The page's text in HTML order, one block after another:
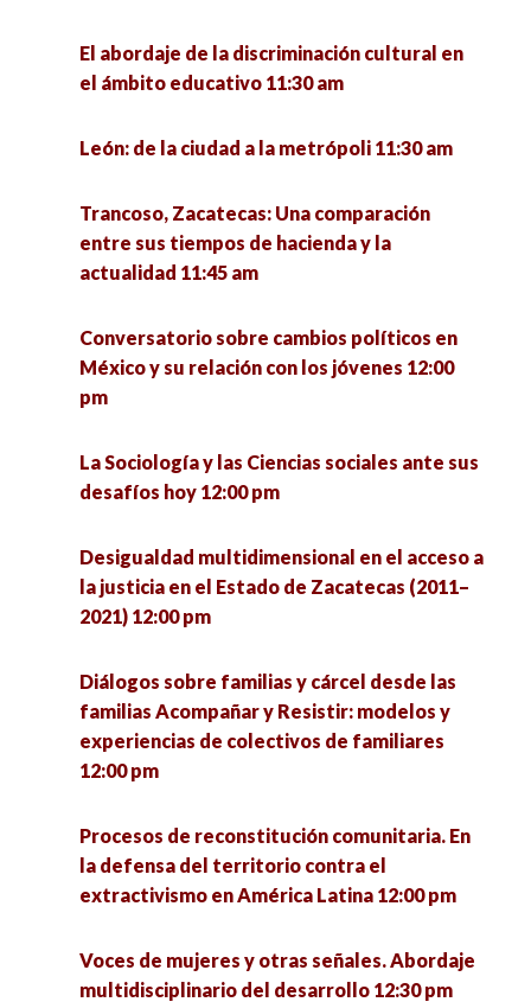
perspectivas críticas 6:30 pm
Doctorado en México 7:00 pm
12:30 pm
social 12:30 pm
Factores socioambientales que determinan las
conductas de violencia y delictivas en las
viviendas multifamiliares de la colonia
Sustentabilidad en tiempos de pandemia 1:00
Simposio sobre Métodos de Investigación:
experiencias y saberes 1:00 pm
Mesa de egresados: La formación de
investigadores en la Unidad Académica de
Ciencia Política. En memoria al Dr. Eligio Meza
Emociones y experiencias del cuidado en el
norte de México 3:00 pm
Científicas Sociales: retos de la investigación y
la intervención en tiempos de pandemia 3:00 pm
4:00 pm
El abordaje de la discriminación cultural en
el ámbito educativo 11:30 am
León: de la ciudad a la metrópoli 11:30 am
Trancoso, Zacatecas: Una comparación
entre sus tiempos de hacienda y la
actualidad 11:45 am
Conversatorio sobre cambios políticos en
México y su relación con los jóvenes 12:00
pm
La Sociología y las Ciencias sociales ante sus
desafíos hoy 12:00 pm
Desigualdad multidimensional en el acceso a
la justicia en el Estado de Zacatecas (2011–
2021) 12:00 pm
Diálogos sobre familias y cárcel desde las
familias Acompañar y Resistir: modelos y
experiencias de colectivos de familiares
12:00 pm
Procesos de reconstitución comunitaria. En
la defensa del territorio contra el
extractivismo en América Latina 12:00 pm
Voces de mujeres y otras señales. Abordaje
multidisciplinario del desarrollo 12:30 pm